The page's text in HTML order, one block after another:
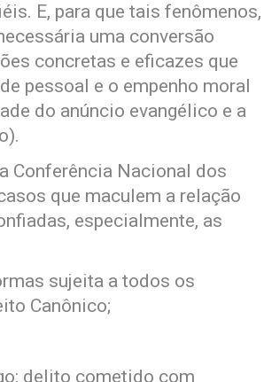
E, para que tais fenômenos,
uma conversão
concretas e eficazes que
pessoal e o empenho moral
do anúncio evangélico e a
Conferência Nacional dos
que maculem a relação
especialmente, as
sujeita a todos os
Canônico;
delito cometido com